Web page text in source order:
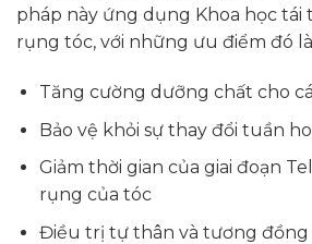
pháp này ứng dụng Khoa học
rụng tóc, với những ưu điểm đó
Tăng cường dưỡng chất cho
Bảo vệ khỏi sự thay đổi tuần
Giảm thời gian của giai đoạn
rụng của tóc
Điều trị tự thân và tương đồng